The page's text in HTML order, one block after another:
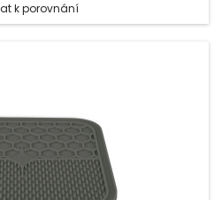
k porovnání